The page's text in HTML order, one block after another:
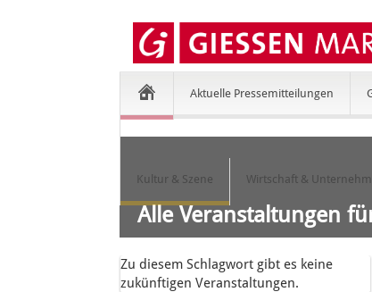
Aktuelle Pressemitteilungen
Kultur & Szene Wirtschaft &
Alle Veranstaltungen
Zu diesem Schlagwort gibt es keine
zukünftigen Veranstaltungen.